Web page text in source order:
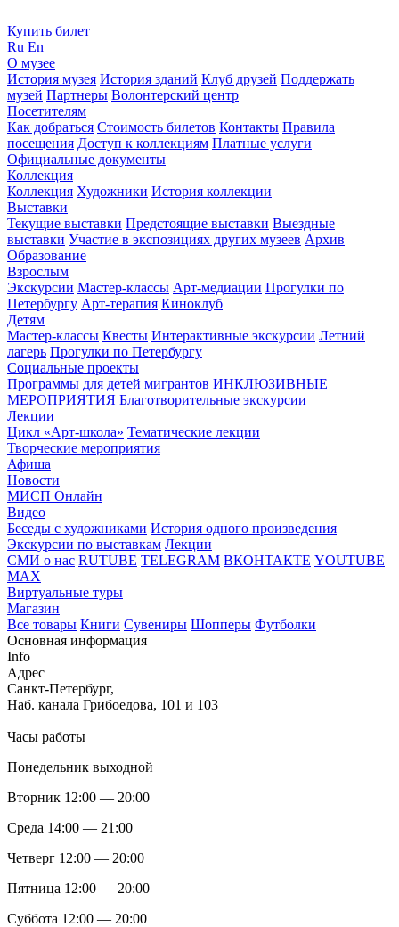
Купить билет
Ru En
О музее
История музея История зданий Клуб друзей Поддержать
музей Партнеры Волонтерский центр
Посетителям
Как добраться Стоимость билетов Контакты Правила
посещения Доступ к коллекциям Платные услуги
Официальные документы
Коллекция
Коллекция Художники История коллекции
Выставки
Текущие выставки Предстоящие выставки Выездные
выставки Участие в экспозициях других музеев Архив
Образование
Взрослым
Экскурсии Мастер-классы Арт-медиации Прогулки по
Петербургу Арт-терапия Киноклуб
Детям
Мастер-классы Квесты Интерактивные экскурсии Летний
лагерь Прогулки по Петербургу
Социальные проекты
Программы для детей мигрантов ИНКЛЮЗИВНЫЕ
МЕРОПРИЯТИЯ Благотворительные экскурсии
Лекции
Цикл «Арт-школа» Тематические лекции
Творческие мероприятия
Афиша
Новости
МИСП Онлайн
Видео
Беседы с художниками История одного произведения
Экскурсии по выставкам Лекции
СМИ о нас RUTUBE TELEGRAM ВКОНТАКТЕ YOUTUBE
MAX
Виртуальные туры
Магазин
Все товары Книги Сувениры Шопперы Футболки
Основная информация
Info
Адрес
Санкт-Петербург,
Наб. канала Грибоедова, 101 и 103
Часы работы
Понедельник выходной
Вторник 12:00 — 20:00
Среда 14:00 — 21:00
Четверг 12:00 — 20:00
Пятница 12:00 — 20:00
Суббота 12:00 — 20:00